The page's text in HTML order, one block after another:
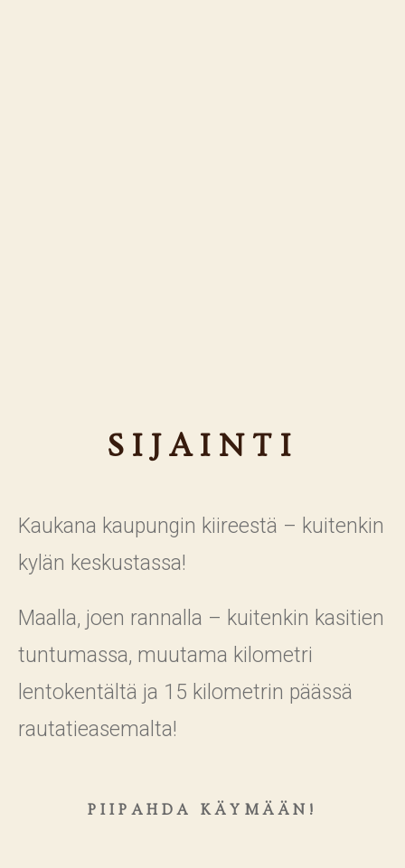
SIJAINTI
Kaukana kaupungin kiireestä – kuitenkin
kylän keskustassa!
Maalla, joen rannalla – kuitenkin kasitien
tuntumassa, muutama kilometri
lentokentältä ja 15 kilometrin päässä
rautatieasemalta!
PIIPAHDA KÄYMÄÄN!